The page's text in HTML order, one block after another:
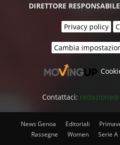
DIRETTORE RESPONSABILE
Privacy policy
Cambia
Contattaci:
News Genoa Editoriali
Rassegne
Women Serie A